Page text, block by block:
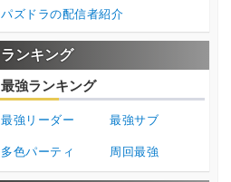
パズドラの配信者紹介
ランキング
最強ランキング
最強リーダー 最強サブ
多色パーティ 周回最強